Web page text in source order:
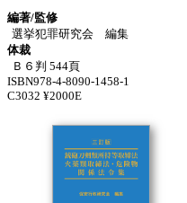
編著/監修
選挙犯罪研究会 編集
体裁
Ｂ６判 544頁
ISBN978-4-8090-1458-1
C3032 ¥2000E